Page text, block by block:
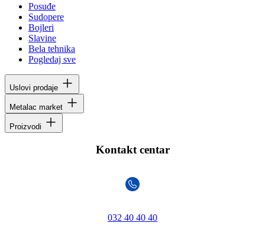
Posuđe
Sudopere
Bojleri
Slavine
Bela tehnika
Pogledaj sve
Uslovi prodaje
Metalac market
Proizvodi
Kontakt centar
032 40 40 40